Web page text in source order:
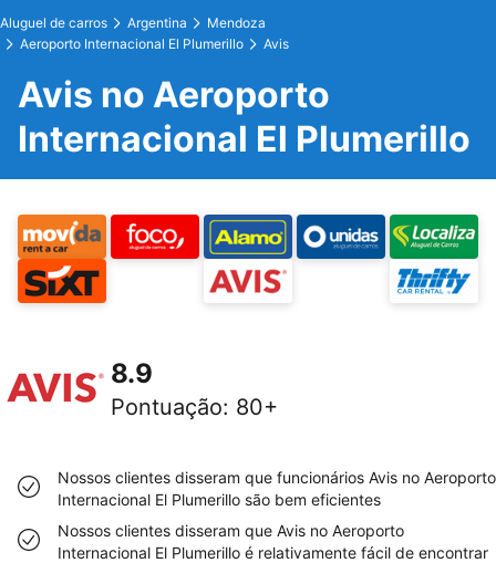
Aluguel de carros Argentina
Mendoza
Aeroporto Internacional El Plumerillo
Avis
Avis no Aeroporto
Internacional El Plumerillo
8.9
Pontuação: 80+
Nossos clientes disseram que funcionários Avis no Aeroporto
Internacional El Plumerillo são bem eficientes
Nossos clientes disseram que Avis no Aeroporto
Internacional El Plumerillo é relativamente fácil de encontrar